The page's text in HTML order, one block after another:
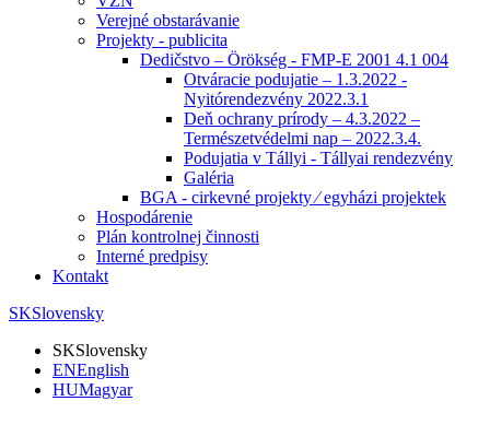
Verejné obstarávanie
Projekty - publicita
Dedičstvo – Örökség - FMP-E 2001 4.1 004
Otváracie podujatie – 1.3.2022 -
Nyitórendezvény 2022.3.1
Deň ochrany prírody – 4.3.2022 –
Természetvédelmi nap – 2022.3.4.
Podujatia v Tállyi - Tállyai rendezvény
Galéria
BGA - cirkevné projekty ⁄ egyházi projektek
Hospodárenie
Plán kontrolnej činnosti
Interné predpisy
Kontakt
SKSlovensky
SKSlovensky
ENEnglish
HUMagyar